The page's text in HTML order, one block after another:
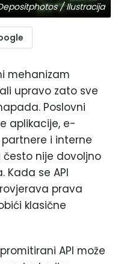
/ Ilustracija
mehanizam
upravo zato sve
Poslovni
aplikacije, e-
i interne
često nije dovoljno
Kada se API
prava
klasične
API može